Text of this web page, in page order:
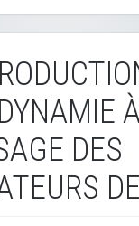
À
DES